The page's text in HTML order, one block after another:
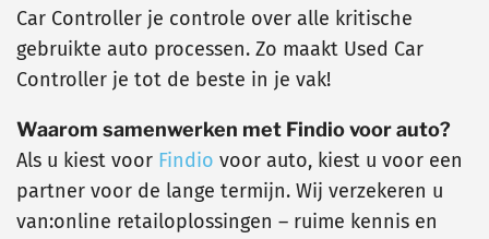
Car Controller je controle over alle kritische
gebruikte auto processen. Zo maakt Used Car
Controller je tot de beste in je vak!
Waarom samenwerken met Findio voor auto?
Als u kiest voor Findio voor auto, kiest u voor een
partner voor de lange termijn. Wij verzekeren u
van:online retailoplossingen – ruime kennis en